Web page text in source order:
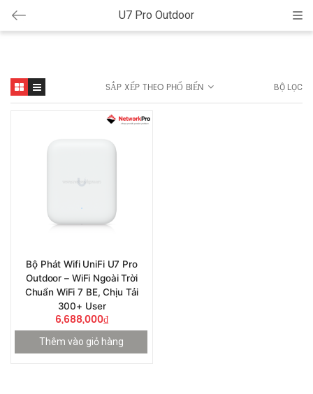
U7 Pro Outdoor
SẮP XẾP THEO PHỔ BIẾN BỘ LỌC
Bộ Phát Wifi UniFi U7 Pro
Outdoor – WiFi Ngoài Trời
Chuẩn WiFi 7 BE, Chịu Tải
300+ User
6,688,000₫
Thêm vào giỏ hàng